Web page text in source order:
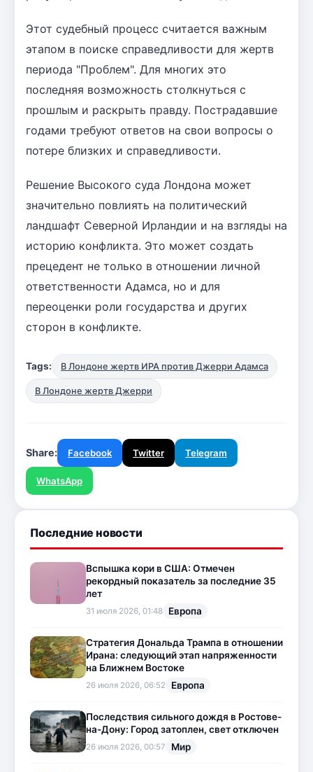
Этот судебный процесс считается важным
этапом в поиске справедливости для жертв
периода "Проблем". Для многих это
последняя возможность столкнуться с
прошлым и раскрыть правду. Пострадавшие
годами требуют ответов на свои вопросы о
потере близких и справедливости.
Решение Высокого суда Лондона может
значительно повлиять на политический
ландшафт Северной Ирландии и на взгляды на
историю конфликта. Это может создать
прецедент не только в отношении личной
ответственности Адамса, но и для
переоценки роли государства и других
сторон в конфликте.
Tags: В Лондоне жертв ИРА против Джерри Адамса
В Лондоне жертв Джерри
Share: Facebook Twitter Telegram
WhatsApp
Последние новости
Вспышка кори в США: Отмечен
рекордный показатель за последние 35
лет
31 июля 2026, 01:48 Европа
Стратегия Дональда Трампа в отношении
Ирана: следующий этап напряженности
на Ближнем Востоке
26 июля 2026, 06:52 Европа
Последствия сильного дождя в Ростове-
на-Дону: Город затоплен, свет отключен
26 июля 2026, 00:57 Мир